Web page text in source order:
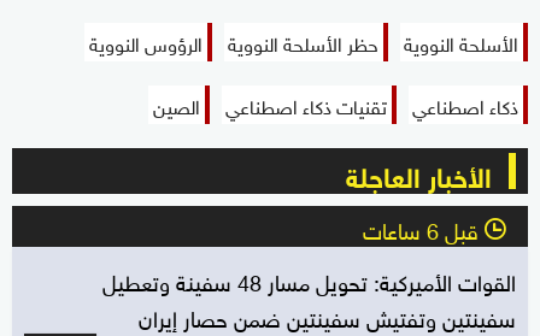
الأسلحة النووية حظر الأسلحة النووية
الرؤوس النووية
ذكاء اصطناعي
تقنيات ذكاء اصطناعي الصين
الأخبار العاجلة
l قبل 6 ساعات
القوات الأميركية: تحويل مسار 48 سفينة وتعطيل
سفينتين وتفتيش سفينتين ضمن حصار إيران